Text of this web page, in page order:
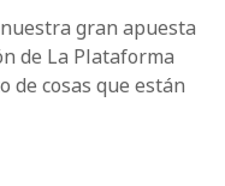
gran apuesta
de La Plataforma
de cosas que están